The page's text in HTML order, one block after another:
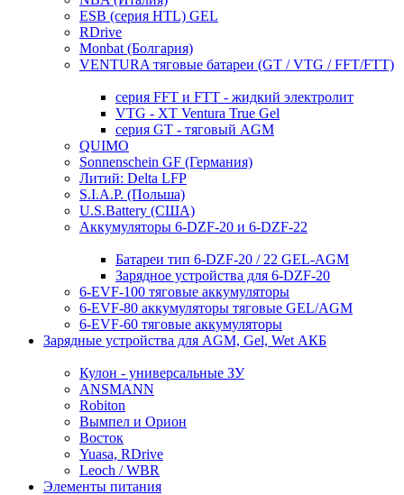
ESB (серия HTL) GEL
RDrive
Monbat (Болгария)
VENTURA тяговые батареи (GT / VTG / FFT/FTT)
серия FFT и FTT - жидкий электролит
VTG - XT Ventura True Gel
серия GT - тяговый AGM
QUIMO
Sonnenschein GF (Германия)
Литий: Delta LFP
S.I.A.P. (Польша)
U.S.Battery (США)
Аккумуляторы 6-DZF-20 и 6-DZF-22
Батареи тип 6-DZF-20 / 22 GEL-AGM
Зарядное устройства для 6-DZF-20
6-EVF-100 тяговые аккумуляторы
6-EVF-80 аккумуляторы тяговые GEL/AGM
6-EVF-60 тяговые аккумуляторы
Зарядные устройства для AGM, Gel, Wet АКБ
Кулон - универсальные ЗУ
ANSMANN
Robiton
Вымпел и Орион
Восток
Yuasa, RDrive
Leoch / WBR
Элементы питания